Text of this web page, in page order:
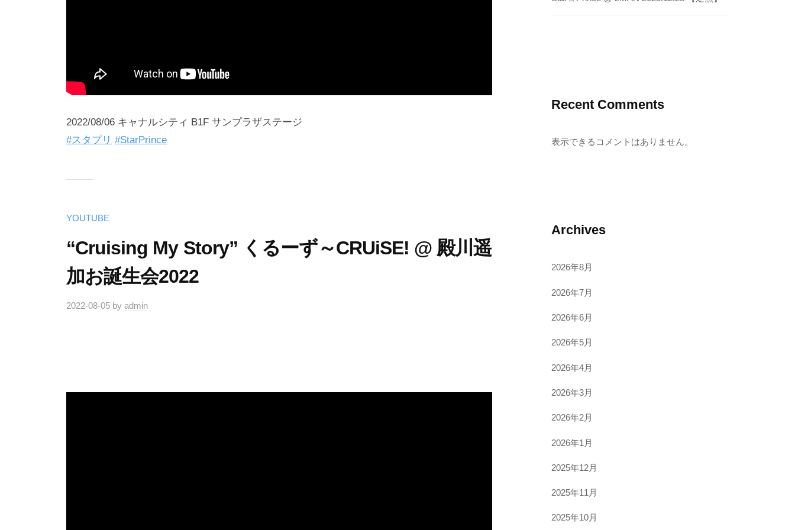
2022/08/06 キャナルシティ B1F サンプラザステージ
#スタプリ #StarPrince
YOUTUBE
“Cruising My Story” くるーず～CRUiSE! @ 殿川遥
加お誕生会2022
2022-08-05 by admin
Recent Comments
表示できるコメントはありません。
Archives
2026年8月
2026年7月
2026年6月
2026年5月
2026年4月
2026年3月
2026年2月
2026年1月
2025年12月
2025年11月
2025年10月